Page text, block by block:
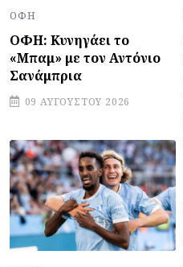
ΟΦΗ
ΟΦΗ: Κυνηγάει το
«Μπαμ» με τον Αντόνιο
Σανάμπρια
09 ΑΥΓΟΎΣΤΟΥ 2026